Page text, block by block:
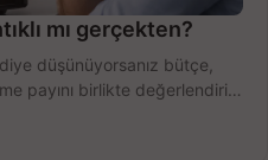
mı gerçekten?
düşünüyorsanız bütçe,
payını birlikte değerlendirin,